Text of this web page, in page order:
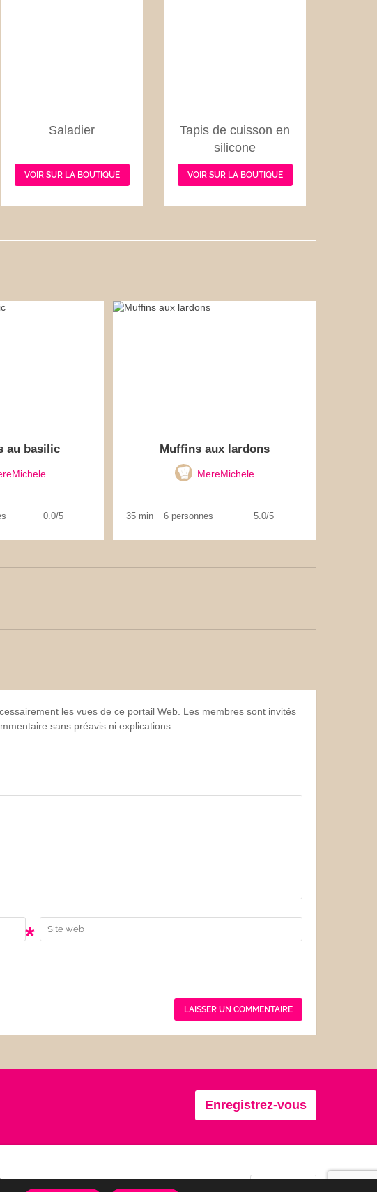
Saladier
VOIR SUR LA BOUTIQUE
Tapis de cuisson en
silicone
VOIR SUR LA BOUTIQUE
au basilic
0.0/5
Muffins aux lardons
MereMichele
35 min 6 personnes 5.0/5
les vues de ce portail Web. Les membres sont invités
sans préavis ni explications.
*
Enregistrez-vous
Contact Se connecter Confidentialité